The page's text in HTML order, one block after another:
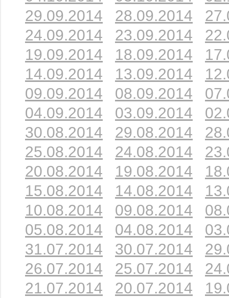
29.09.2014
28.09.2014
24.09.2014
23.09.2014
19.09.2014
18.09.2014
14.09.2014
13.09.2014
09.09.2014
08.09.2014
04.09.2014
03.09.2014
30.08.2014
29.08.2014
25.08.2014
24.08.2014
20.08.2014
19.08.2014
15.08.2014
14.08.2014
10.08.2014
09.08.2014
05.08.2014
04.08.2014
31.07.2014
30.07.2014
26.07.2014
25.07.2014
21.07.2014
20.07.2014